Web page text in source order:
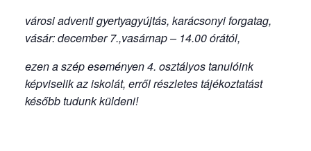
városi adventi gyertyagyújtás, karácsonyi forgatag,
vásár: december 7.,vasárnap – 14.00órától,
ezen a szép eseményen 4. osztályos tanulóink
képviselik az iskolát, erről részletestájékoztatást
később tudunk küldeni!